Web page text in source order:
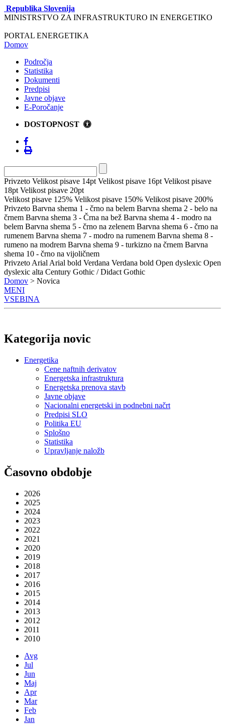
Republika Slovenija
MINISTRSTVO ZA INFRASTRUKTURO IN ENERGETIKO
PORTAL ENERGETIKA
Domov
Področja
Statistika
Dokumenti
Predpisi
Javne objave
E-Poročanje
DOSTOPNOST
Privzeto Velikost pisave 14pt Velikost pisave 16pt Velikost pisave
18pt Velikost pisave 20pt
Velikost pisave 125% Velikost pisave 150% Velikost pisave 200%
Privzeto Barvna shema 1 - črno na belem Barvna shema 2 - belo na
črnem Barvna shema 3 - Črna na bež Barvna shema 4 - modro na
belem Barvna shema 5 - črno na zelenem Barvna shema 6 - črno na
rumenem Barvna shema 7 - modro na rumenem Barvna shema 8 -
rumeno na modrem Barvna shema 9 - turkizno na črnem Barvna
shema 10 - črno na vijoličnem
Privzeto Arial Arial bold Verdana Verdana bold Open dyslexic Open
dyslexic alta Century Gothic / Didact Gothic
Domov > Novica
MENI
VSEBINA
Kategorija novic
Energetika
Cene naftnih derivatov
Energetska infrastruktura
Energetska prenova stavb
Javne objave
Nacionalni energetski in podnebni načrt
Predpisi SLO
Politika EU
Splošno
Statistika
Upravljanje naložb
Časovno obdobje
2026
2025
2024
2023
2022
2021
2020
2019
2018
2017
2016
2015
2014
2013
2012
2011
2010
Avg
Jul
Jun
Maj
Apr
Mar
Feb
Jan